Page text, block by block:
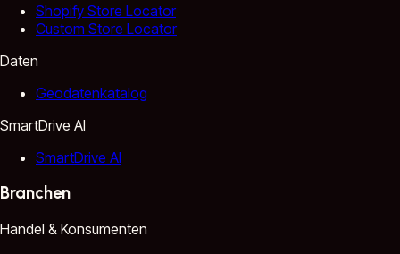
Shopify Store Locator
Custom Store Locator
Daten
Geodatenkatalog
SmartDrive AI
SmartDrive AI
Branchen
Handel & Konsumenten